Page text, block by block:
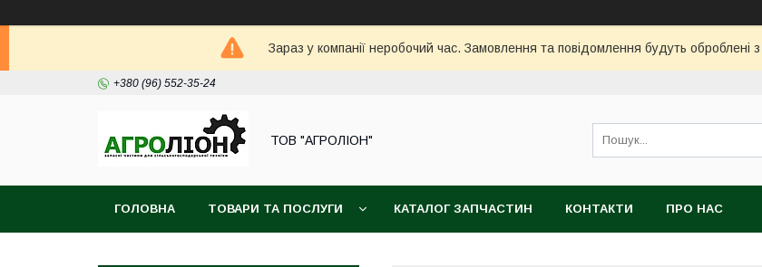
Зараз у компанії неробочий час. Замовлення та повідомлення будуть
+380 (96) 552-35-24
ТОВ "АГРОЛІОН"
ГОЛОВНА ТОВАРИ ТА ПОСЛУГИ КАТАЛОГ ЗАПЧАСТИН КОНТАКТИ ПРО НАС